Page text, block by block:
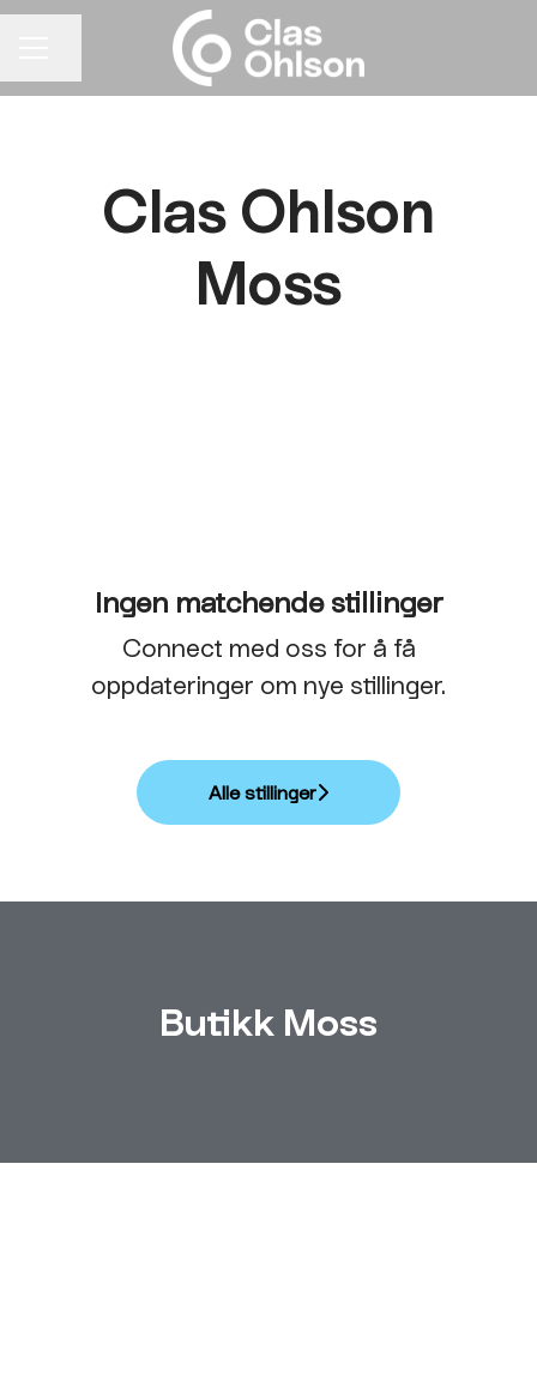
Clas Ohlson
Moss
Ingen matchende stillinger
Connect med oss for å få
oppdateringer om nye stillinger.
Alle stillinger
Butikk Moss